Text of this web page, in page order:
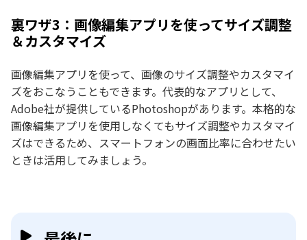
裏ワザ3：画像編集アプリを使ってサイズ調整
＆カスタマイズ
画像編集アプリを使って、画像のサイズ調整やカスタマイ
ズをおこなうこともできます。代表的なアプリとして、
Adobe社が提供しているPhotoshopがあります。本格的な
画像編集アプリを使用しなくてもサイズ調整やカスタマイ
ズはできるため、スマートフォンの画面比率に合わせたい
ときは活用してみましょう。